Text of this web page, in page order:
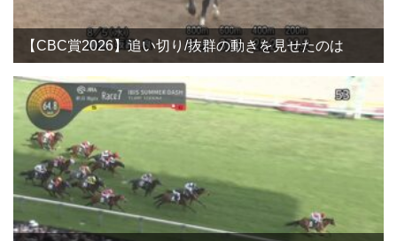
【CBC賞2026】追い切り/抜群の動きを見せたのは